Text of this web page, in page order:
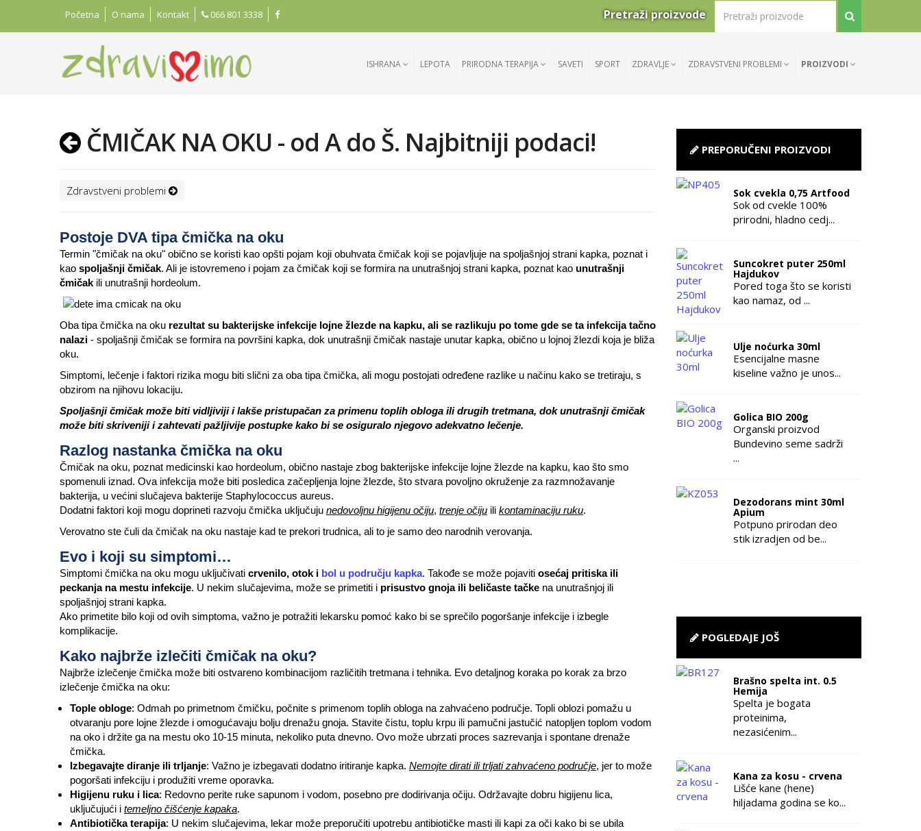
Početna O nama Kontakt 066 801 3338 Pretraži proizvode
ISHRANA LEPOTA PRIRODNA TERAPIJA SAVETI SPORT ZDRAVLJE ZDRAVSTVENI PROBLEMI PROIZVODI
ČMIČAK NA OKU - od A do Š. Najbitniji podaci!
Zdravstveni problemi
Postoje DVA tipa čmička na oku
Termin "čmičak na oku" obično se koristi kao opšti pojam koji obuhvata čmičak koji se pojavljuje na spoljašnjoj strani kapka, poznat i
kao spoljašnji čmičak. Ali je istovremeno i pojam za čmičak koji se formira na unutrašnjoj strani kapka, poznat kao unutrašnji
čmičak ili unutrašnji hordeolum.
Oba tipa čmička na oku rezultat su bakterijske infekcije lojne žlezde na kapku, ali se razlikuju po tome gde se ta infekcija tačno
nalazi - spoljašnji čmičak se formira na površini kapka, dok unutrašnji čmičak nastaje unutar kapka, obično u lojnoj žlezdi koja je bliža
oku.
Simptomi, lečenje i faktori rizika mogu biti slični za oba tipa čmička, ali mogu postojati određene razlike u načinu kako se tretiraju, s
obzirom na njihovu lokaciju.
Spoljašnji čmičak može biti vidljiviji i lakše pristupačan za primenu toplih obloga ili drugih tretmana, dok unutrašnji čmičak
može biti skriveniji i zahtevati pažljivije postupke kako bi se osiguralo njegovo adekvatno lečenje.
Razlog nastanka čmička na oku
Čmičak na oku, poznat medicinski kao hordeolum, obično nastaje zbog bakterijske infekcije lojne žlezde na kapku, kao što smo
spomenuli iznad. Ova infekcija može biti posledica začepljenja lojne žlezde, što stvara povoljno okruženje za razmnožavanje
bakterija, u većini slučajeva bakterije Staphylococcus aureus.
Dodatni faktori koji mogu doprineti razvoju čmička uključuju nedovoljnu higijenu očiju, trenje očiju ili kontaminaciju ruku.
Verovatno ste čuli da čmičak na oku nastaje kad te prekori trudnica, ali to je samo deo narodnih verovanja.
Evo i koji su simptomi…
Simptomi čmička na oku mogu uključivati crvenilo, otok i bol u području kapka. Takođe se može pojaviti osećaj pritiska ili
peckanja na mestu infekcije. U nekim slučajevima, može se primetiti i prisustvo gnoja ili beličaste tačke na unutrašnjoj ili
spoljašnjoj strani kapka.
Ako primetite bilo koji od ovih simptoma, važno je potražiti lekarsku pomoć kako bi se sprečilo pogoršanje infekcije i izbegle
komplikacije.
Kako najbrže izlečiti čmičak na oku?
Najbrže izlečenje čmička može biti ostvareno kombinacijom različitih tretmana i tehnika. Evo detaljnog koraka po korak za brzo
izlečenje čmička na oku:
Tople obloge: Odmah po primetnom čmičku, počnite s primenom toplih obloga na zahvaćeno područje. Topli oblozi pomažu u
otvaranju pore lojne žlezde i omogućavaju bolju drenažu gnoja. Stavite čistu, toplu krpu ili pamučni jastučić natopljen toplom vodom
na oko i držite ga na mestu oko 10-15 minuta, nekoliko puta dnevno. Ovo može ubrzati proces sazrevanja i spontane drenaže
čmička.
Izbegavajte diranje ili trljanje: Važno je izbegavati dodatno iritiranje kapka. Nemojte dirati ili trljati zahvaćeno područje, jer to može
pogoršati infekciju i produžiti vreme oporavka.
Higijenu ruku i lica: Redovno perite ruke sapunom i vodom, posebno pre dodirivanja očiju. Održavajte dobru higijenu lica,
uključujući i temeljno čišćenje kapaka.
Antibiotička terapija: U nekim slučajevima, lekar može preporučiti upotrebu antibiotičke masti ili kapi za oči kako bi se ubila
PREPORUČENI PROIZVODI
Sok cvekla 0,75 Artfood
Sok od cvekle 100%
prirodni, hladno cedj...
Suncokret puter 250ml
Hajdukov
Pored toga što se koristi
kao namaz, od ...
Ulje noćurka 30ml
Esencijalne masne
kiseline važno je unos...
Golica BIO 200g
Organski proizvod
Bundevino seme sadrži
...
Dezodorans mint 30ml
Apium
Potpuno prirodan deo
stik izradjen od be...
POGLEDAJE JOŠ
Brašno spelta int. 0.5
Hemija
Spelta je bogata
proteinima,
nezasićenim...
Kana za kosu - crvena
Lišće kane (hene)
hiljadama godina se ko...